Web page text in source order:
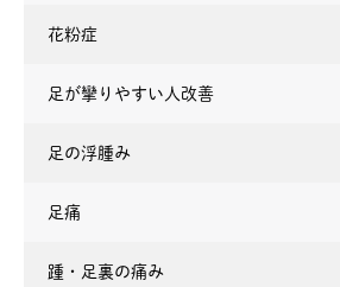
花粉症
足が攣りやすい人改善
足の浮腫み
足痛
踵・足裏の痛み